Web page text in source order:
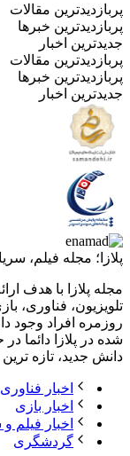
پربازدیدترین مقالات
پربازدیدترین خبرها
جدیدترین اخبار
پربازدیدترین مقالات
پربازدیدترین خبرها
جدیدترین اخبار
پلازا؛ مجله فیلم،
مجله پلازا با هدف
تلویزیون، فناوری،
روزمره افراد وجود
شده در پلازا دائما
دانش جدید، تازه
اخبار فناوری
اخبار بازی
اخبار فیلم
گردشگری